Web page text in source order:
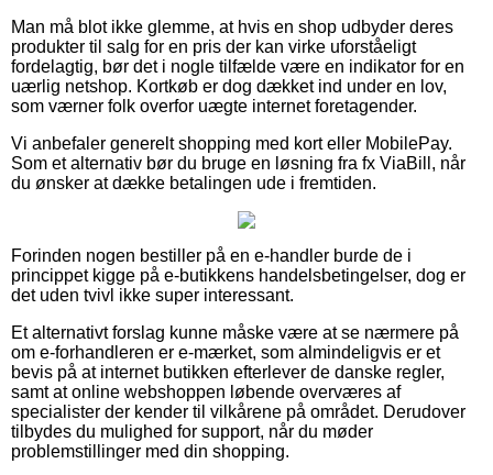
Man må blot ikke glemme, at hvis en shop udbyder deres
produkter til salg for en pris der kan virke uforståeligt
fordelagtig, bør det i nogle tilfælde være en indikator for en
uærlig netshop. Kortkøb er dog dækket ind under en lov,
som værner folk overfor uægte internet foretagender.
Vi anbefaler generelt shopping med kort eller MobilePay.
Som et alternativ bør du bruge en løsning fra fx ViaBill, når
du ønsker at dække betalingen ude i fremtiden.
Forinden nogen bestiller på en e-handler burde de i
princippet kigge på e-butikkens handelsbetingelser, dog er
det uden tvivl ikke super interessant.
Et alternativt forslag kunne måske være at se nærmere på
om e-forhandleren er e-mærket, som almindeligvis er et
bevis på at internet butikken efterlever de danske regler,
samt at online webshoppen løbende overværes af
specialister der kender til vilkårene på området. Derudover
tilbydes du mulighed for support, når du møder
problemstillinger med din shopping.